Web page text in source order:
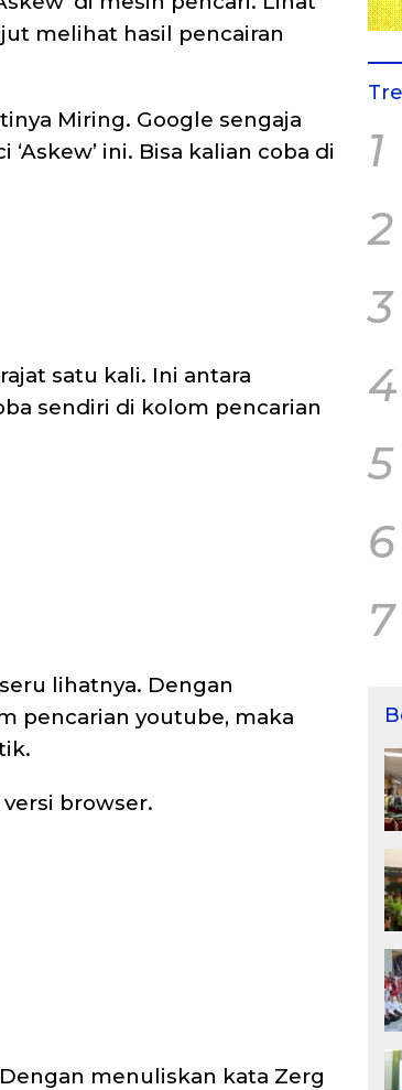
melihat hasil pencairan
Miring. Google sengaja
ini. Bisa kalian coba di
satu kali. Ini antara
sendiri di kolom pencarian
lihatnya. Dengan
pencarian youtube, maka
browser.
menuliskan kata Zerg
1
2
3
4
5
6
7